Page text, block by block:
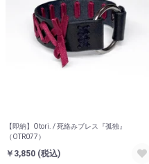
【即納】Otori. / 死絡みブレス『孤独』
（OTR077）
￥3,850 (税込)